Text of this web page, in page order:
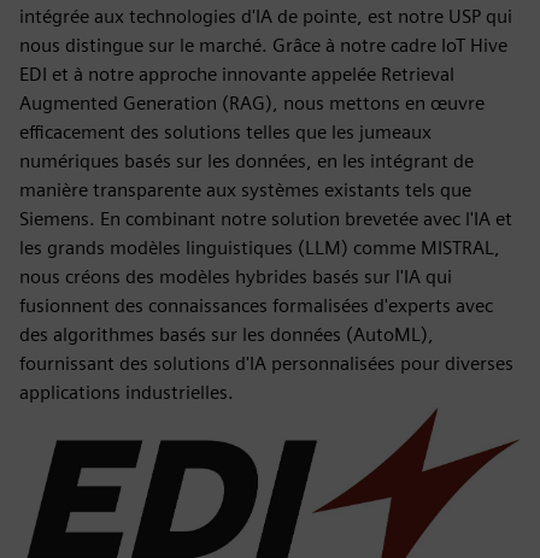
intégrée aux technologies d'IA de pointe, est notre USP qui
nous distingue sur le marché. Grâce à notre cadre IoT Hive
EDI et à notre approche innovante appelée Retrieval
Augmented Generation (RAG), nous mettons en œuvre
efficacement des solutions telles que les jumeaux
numériques basés sur les données, en les intégrant de
manière transparente aux systèmes existants tels que
Siemens. En combinant notre solution brevetée avec l'IA et
les grands modèles linguistiques (LLM) comme MISTRAL,
nous créons des modèles hybrides basés sur l'IA qui
fusionnent des connaissances formalisées d'experts avec
des algorithmes basés sur les données (AutoML),
fournissant des solutions d'IA personnalisées pour diverses
applications industrielles.